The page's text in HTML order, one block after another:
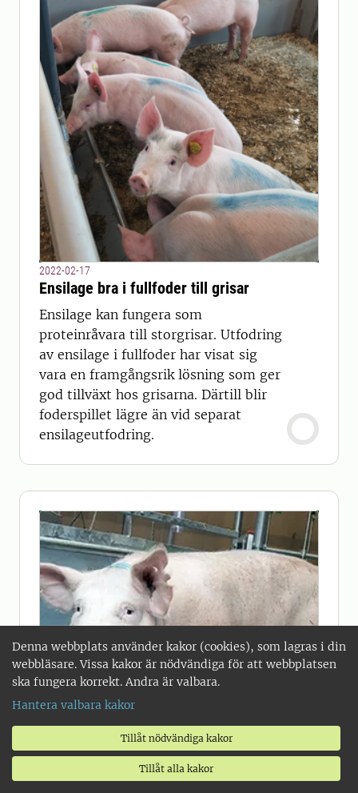
Denna webbplats använder kakor (cookies), som lagras i din
webbläsare. Vissa kakor är nödvändiga för att webbplatsen
ska fungera korrekt. Andra är valbara.
Hantera valbara kakor
Tillåt nödvändiga kakor
Tillåt alla kakor
2022-02-17
Ensilage bra i fullfoder till grisar
Ensilage kan fungera som
proteinråvara till storgrisar. Utfodring
av ensilage i fullfoder har visat sig
vara en framgångsrik lösning som ger
god tillväxt hos grisarna. Därtill blir
foderspillet lägre än vid separat
ensilageutfodring.